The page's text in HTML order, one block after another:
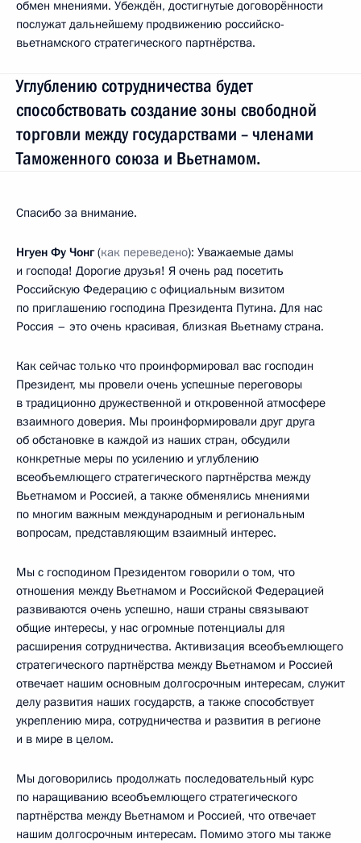
обмен мнениями. Убеждён, достигнутые договорённости
послужат дальнейшему продвижению российско-
вьетнамского стратегического партнёрства.
Углублению сотрудничества будет
способствовать создание зоны свободной
торговли между государствами – членами
Таможенного союза и Вьетнамом.
Спасибо за внимание.
Нгуен Фу Чонг(как переведено): Уважаемые дамы
и господа! Дорогие друзья! Я очень рад посетить
Российскую Федерацию с официальным визитом
по приглашению господина Президента Путина. Для нас
Россия – это очень красивая, близкая Вьетнаму страна.
Как сейчас только что проинформировал вас господин
Президент, мы провели очень успешные переговоры
в традиционно дружественной и откровенной атмосфере
взаимного доверия. Мы проинформировали друг друга
об обстановке в каждой из наших стран, обсудили
конкретные меры по усилению и углублению
всеобъемлющего стратегического партнёрства между
Вьетнамом и Россией, а также обменялись мнениями
по многим важным международным и региональным
вопросам, представляющим взаимный интерес.
Мы с господином Президентом говорили о том, что
отношения между Вьетнамом и Российской Федерацией
развиваются очень успешно, наши страны связывают
общие интересы, у нас огромные потенциалы для
расширения сотрудничества. Активизация всеобъемлющего
стратегического партнёрства между Вьетнамом и Россией
отвечает нашим основным долгосрочным интересам, служит
делу развития наших государств, а также способствует
укреплению мира, сотрудничества и развития в регионе
и в мире в целом.
Мы договорились продолжать последовательный курс
по наращиванию всеобъемлющего стратегического
партнёрства между Вьетнамом и Россией, что отвечает
нашим долгосрочным интересам. Помимо этого мы также